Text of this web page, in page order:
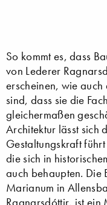
So kommt es, dass
von Lederer
erscheinen, wie auch
sind, dass sie die
gleichermaßen
Architektur lässt sich
Gestaltungskraft
die sich in
auch behaupten. Die
Marianum in
Ragnarsdóttir, ist ein